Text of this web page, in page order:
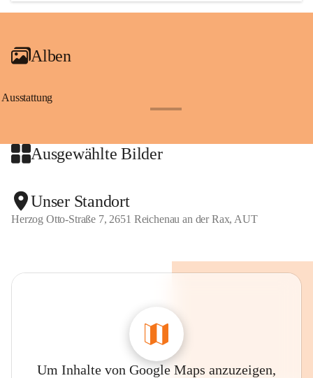
Alben
Ausstattung
Ausgewählte Bilder
Unser Standort
Herzog Otto-Straße 7, 2651 Reichenau an der Rax, AUT
Um Inhalte von Google Maps anzuzeigen,